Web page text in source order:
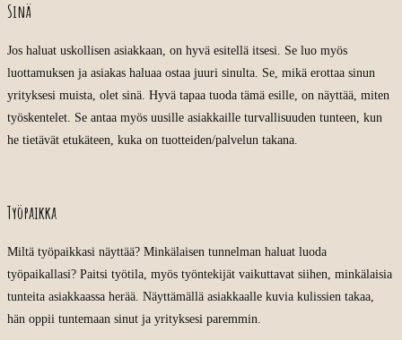
Sinä
Jos haluat uskollisen asiakkaan, on hyvä esitellä itsesi. Se luo myös
luottamuksen ja asiakas haluaa ostaa juuri sinulta. Se, mikä erottaa sinun
yrityksesi muista, olet sinä. Hyvä tapaa tuoda tämä esille, on näyttää, miten
työskentelet. Se antaa myös uusille asiakkaille turvallisuuden tunteen, kun
he tietävät etukäteen, kuka on tuotteiden/palvelun takana.
Työpaikka
Miltä työpaikkasi näyttää? Minkälaisen tunnelman haluat luoda
työpaikallasi? Paitsi työtila, myös työntekijät vaikuttavat siihen, minkälaisia
tunteita asiakkaassa herää. Näyttämällä asiakkaalle kuvia kulissien takaa,
hän oppii tuntemaan sinut ja yrityksesi paremmin.